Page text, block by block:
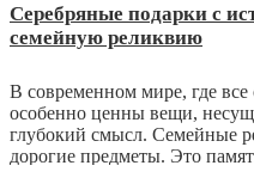
Серебряные подарки с
семейную реликвию
В современном мире, где все
особенно ценны вещи,
глубокий смысл. Семейные
дорогие предметы. Это
поколение. Одним из